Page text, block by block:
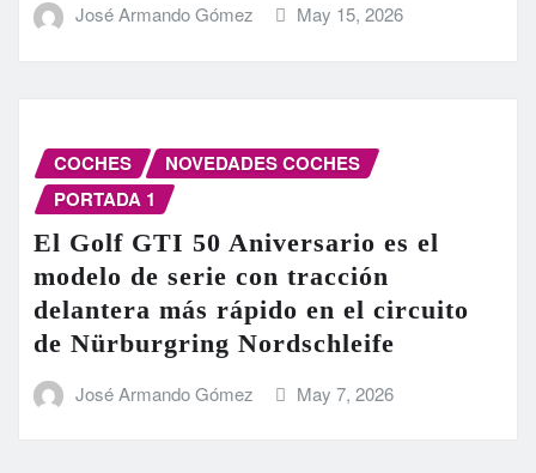
José Armando Gómez May 15, 2026
COCHES
NOVEDADES COCHES
PORTADA 1
El Golf GTI 50 Aniversario es el
modelo de serie con tracción
delantera más rápido en el circuito
de Nürburgring Nordschleife
José Armando Gómez May 7, 2026